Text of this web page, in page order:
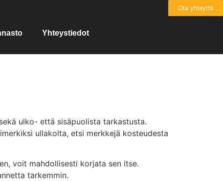
Ota yhteyttä
Yhteystiedot
ulko- että sisäpuolista tarkastusta.
ullakolta, etsi merkkejä kosteudesta
voit mahdollisesti korjata sen itse.
tarkemmin.